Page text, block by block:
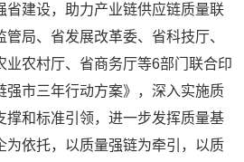
省建设，助力产业链供应链质量联
局、省发展改革委、省科技厅、
业农村厅、省商务厅等6部门联合印
强市三年行动方案》，深入实施质
撑和标准引领，进一步发挥质量基
为依托，以质量强链为牵引，以质